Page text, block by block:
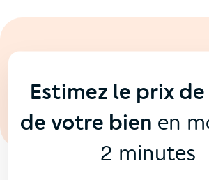
Estimez le prix
de votre bien en
2 minutes